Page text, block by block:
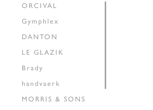
ORCIVAL
Gymphlex
DANTON
LE GLAZIK
Brady
handvaerk
MORRIS & SONS